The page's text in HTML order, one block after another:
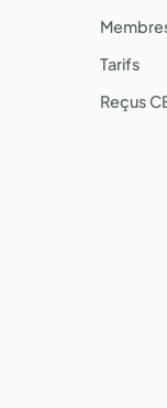
Tarifs
Reçus